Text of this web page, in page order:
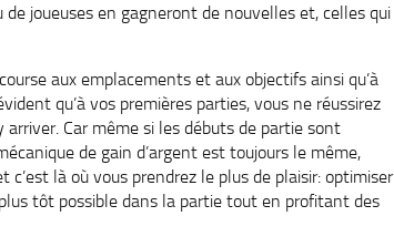
joueuses en gagneront de nouvelles et, celles qui
aux emplacements et aux objectifs ainsi qu’à
qu’à vos premières parties, vous ne réussirez
Car même si les débuts de partie sont
de gain d’argent est toujours le même,
là où vous prendrez le plus de plaisir: optimiser
tôt possible dans la partie tout en profitant des